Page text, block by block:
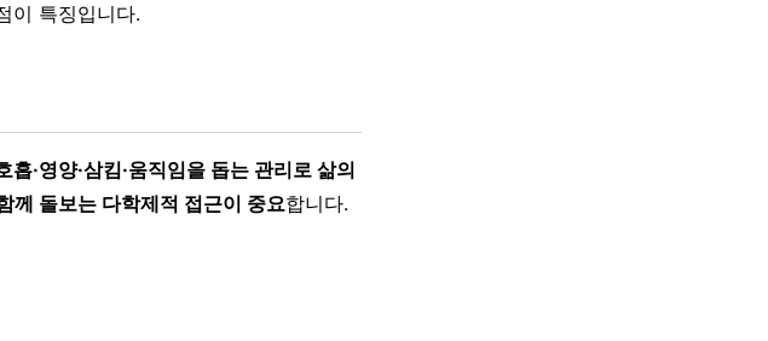
이 특징입니다.
·영양·삼킴·움직임을 돕는 관리로 삶의
께 돌보는 다학제적 접근이 중요합니다.